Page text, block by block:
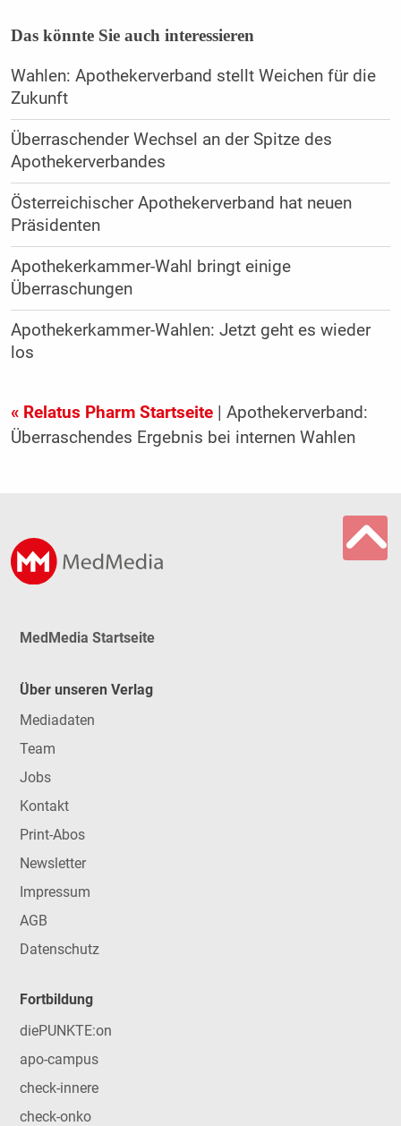
Das könnte Sie auch interessieren
Wahlen: Apothekerverband stellt Weichen für die
Zukunft
Überraschender Wechsel an der Spitze des
Apothekerverbandes
Österreichischer Apothekerverband hat neuen
Präsidenten
Apothekerkammer-Wahl bringt einige
Überraschungen
Apothekerkammer-Wahlen: Jetzt geht es wieder
los
« Relatus Pharm Startseite| Apothekerverband:
Überraschendes Ergebnis bei internen Wahlen
MedMedia Startseite
Über unseren Verlag
Mediadaten
Team
Jobs
Kontakt
Print-Abos
Newsletter
Impressum
AGB
Datenschutz
Fortbildung
diePUNKTE:on
apo-campus
check-innere
check-onko